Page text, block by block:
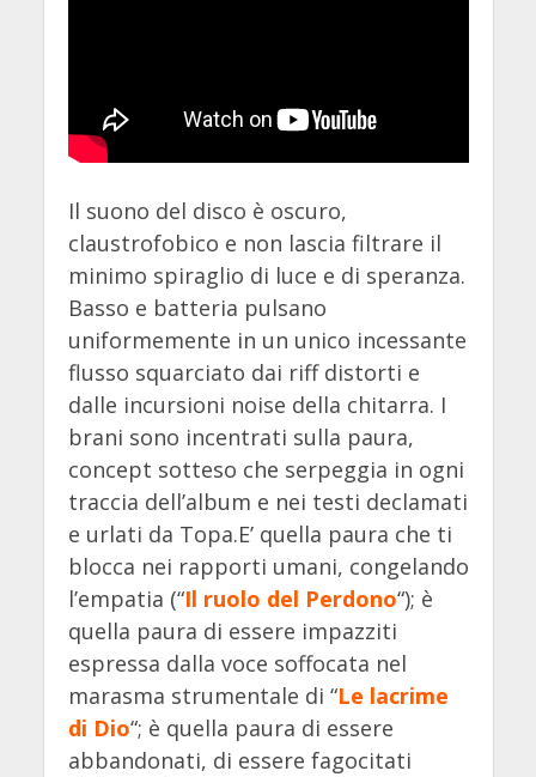
Il suono del disco è oscuro,
claustrofobico e non lascia filtrare il
minimo spiraglio di luce e di speranza.
Basso e batteria pulsano
uniformemente in un unico incessante
flusso squarciato dai riff distorti e
dalle incursioni noise della chitarra. I
brani sono incentrati sulla paura,
concept sotteso che serpeggia in ogni
traccia dell’album e nei testi declamati
e urlati da Topa.E’ quella paura che ti
blocca nei rapporti umani, congelando
l’empatia (“Il ruolo del Perdono“); è
quella paura di essere impazziti
espressa dalla voce soffocata nel
marasma strumentale di “Le lacrime
di Dio“; è quella paura di essere
abbandonati, di essere fagocitati